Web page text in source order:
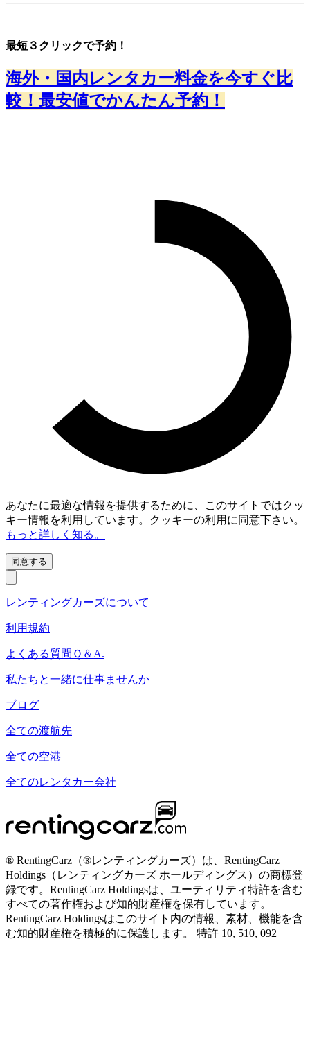
最短３クリックで予約！
海外・国内レンタカー料金を今すぐ比
較！最安値でかんたん予約！
あなたに最適な情報を提供するために、このサイトではクッ
キー情報を利用しています。クッキーの利用に同意下さい。
もっと詳しく知る。
同意する
レンティングカーズについて
利用規約
よくある質問Ｑ＆A.
私たちと一緒に仕事ませんか
ブログ
全ての渡航先
全ての空港
全てのレンタカー会社
® RentingCarz（®レンティングカーズ）は、RentingCarz
Holdings（レンティングカーズ ホールディングス）の商標登
録です。RentingCarz Holdingsは、ユーティリティ特許を含む
すべての著作権および知的財産権を保有しています。
RentingCarz Holdingsはこのサイト内の情報、素材、機能を含
む知的財産権を積極的に保護します。 特許 10, 510, 092